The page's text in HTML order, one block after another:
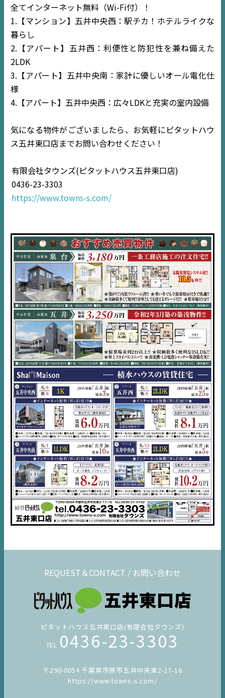
TOP
NEWS
市原エリア
内房エリア
デジタルサイネージ
不動産一括査定
コラム
全てインターネット無料（Wi-Fi付）！
1.【マンション】五井中央西：駅チカ！ホテルライクな
暮らし
2.【アパート】五井西：利便性と防犯性を兼ね備えた
2LDK
3.【アパート】五井中央南：家計に優しいオール電化仕
様
4.【アパート】五井中央西：広々LDKと充実の室内設備
気になる物件がございましたら、お気軽にピタットハウ
ス五井東口店までお問い合わせください！
有限会社タウンズ(ピタットハウス五井東口店)
0436-23-3303
https://www.towns-s.com/
REQUEST＆CONTACT / お問い合わせ
ピタットハウス五井東口店(有限会社タウンズ)
TEL 0436-23-3303
〒290-0054 千葉県市原市五井中央東2-17-16
https://www.towns-s.com/